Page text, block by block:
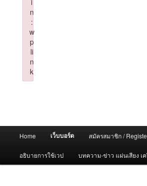
Home เว็บบอร์ด สมัครสมาชิก /
อธิบายการใช้เวป บทความ-ข่าว แผ่นเสียง เค
i
n
:
w
p
li
n
k
Failed to initialize plugin: wplink